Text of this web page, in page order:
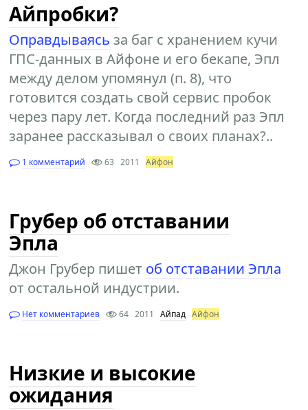
Айпробки?
Оправдываясь за баг с хранением кучи
ГПС-данных в Айфоне и его бекапе, Эпл
между делом упомянул (п. 8), что
готовится создать свой сервис пробок
через пару лет. Когда последний раз Эпл
заранее рассказывал о своих планах?..
1 комментарий 63 2011 Айфон
Грубер об отставании
Эпла
Джон Грубер пишет об отставании Эпла
от остальной индустрии.
Нет комментариев 64 2011 Айпад Айфон
Низкие и высокие
ожидания